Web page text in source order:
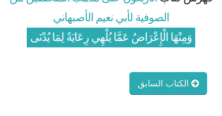
الصوفية لأبي نعيم الأصبهاني
وَمِنْهَا الْإِعْرَاضُ عَمَّا يُلْهِي رِعَايَةً لِمَا يُدْنَى
الكتاب السابق